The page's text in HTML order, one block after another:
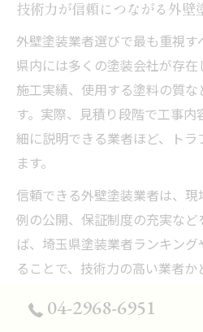
技術力が信頼につながる外壁
外壁塗装業者選びで最も重視す
県内には多くの塗装会社が存
施工実績、使用する塗料の質
す。実際、見積り段階で工事
細に説明できる業者ほど、トラ
ます。
信頼できる外壁塗装業者は、
例の公開、保証制度の充実など
ば、埼玉県塗装業者ランキン
ることで、技術力の高い業者
ります。適切な施工技術が提
く仕上がりと長期間の安心に
04-2968-6951